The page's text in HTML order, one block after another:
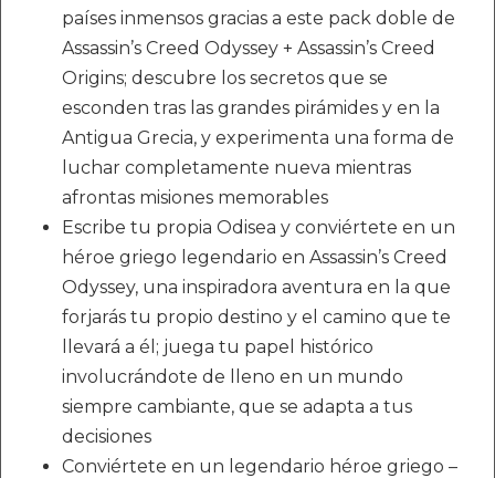
países inmensos gracias a este pack doble de
Assassin’s Creed Odyssey + Assassin’s Creed
Origins; descubre los secretos que se
esconden tras las grandes pirámides y en la
Antigua Grecia, y experimenta una forma de
luchar completamente nueva mientras
afrontas misiones memorables
Escribe tu propia Odisea y conviértete en un
héroe griego legendario en Assassin’s Creed
Odyssey, una inspiradora aventura en la que
forjarás tu propio destino y el camino que te
llevará a él; juega tu papel histórico
involucrándote de lleno en un mundo
siempre cambiante, que se adapta a tus
decisiones
Conviértete en un legendario héroe griego –